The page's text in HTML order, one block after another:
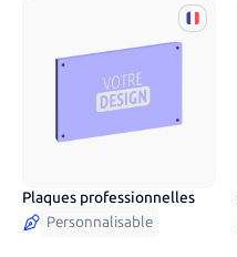
Plaques professionnelles
Personnalisable